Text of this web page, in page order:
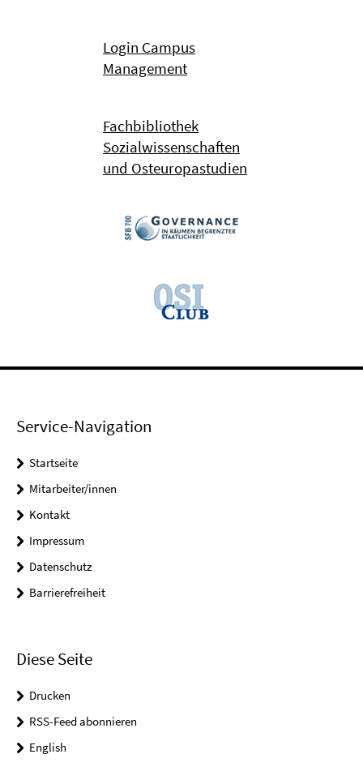
Login Campus
Management
Fachbibliothek
Sozialwissenschaften
und Osteuropastudien
Service-Navigation
Startseite
Mitarbeiter/innen
Kontakt
Impressum
Datenschutz
Barrierefreiheit
Diese Seite
Drucken
RSS-Feed abonnieren
English